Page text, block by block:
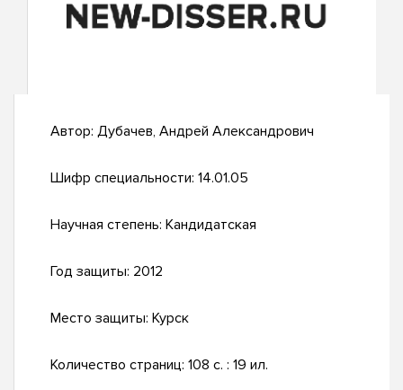
Автор: Дубачев, Андрей Александрович
Шифр специальности: 14.01.05
Научная степень: Кандидатская
Год защиты: 2012
Место защиты: Курск
Количество страниц: 108 с. : 19 ил.